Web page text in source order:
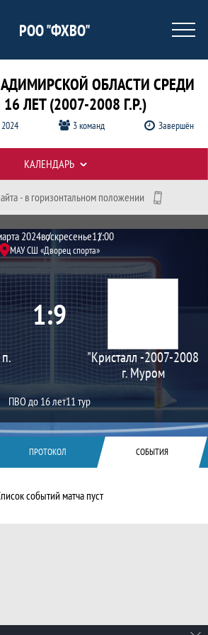
РОО "ФХВО"
ОБЛАСТИ СРЕДИ
ЛЕТ (2007-2008 Г.Р.)
3 команд Завершён
- в горизонтальном положении
матча "Атлант"-
2024воскресенье11:00
МАУ СШ «Дворец спорта»
1 9
"Кристалл -2007-2008
г. Муром
ПВО до 16 лет11 тур
ПРОТОКОЛ СОБЫТИЯ
событий матча пуст
КАЛЕНДАРЬ